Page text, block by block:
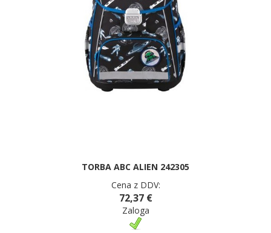
TORBA ABC ALIEN 242305
Cena z DDV:
72,37 €
Zaloga